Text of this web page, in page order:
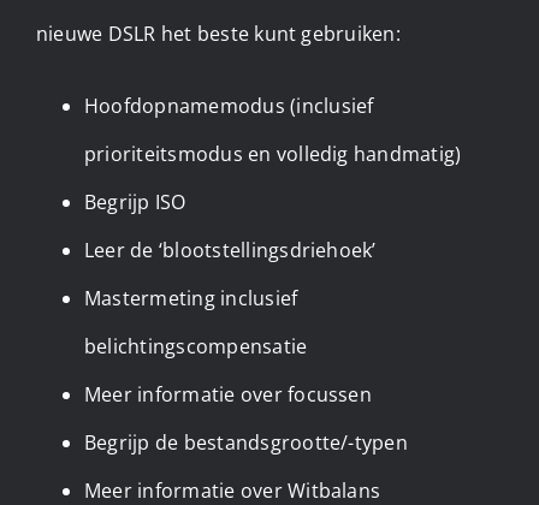
nieuwe DSLR het beste kunt gebruiken:
Hoofdopnamemodus (inclusief
prioriteitsmodus en volledig handmatig)
Begrijp ISO
Leer de ‘blootstellingsdriehoek’
Mastermeting inclusief
belichtingscompensatie
Meer informatie over focussen
Begrijp de bestandsgrootte/-typen
Meer informatie over Witbalans